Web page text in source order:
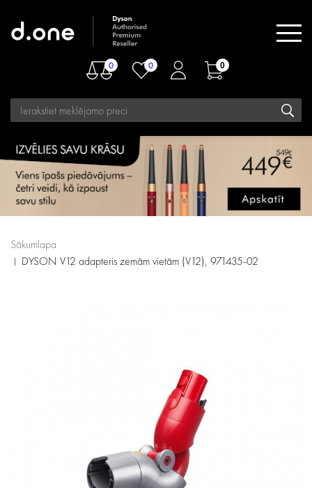
0 0 0
Sākumlapa
DYSON V12 adapteris zemām vietām (V12), 971435-02